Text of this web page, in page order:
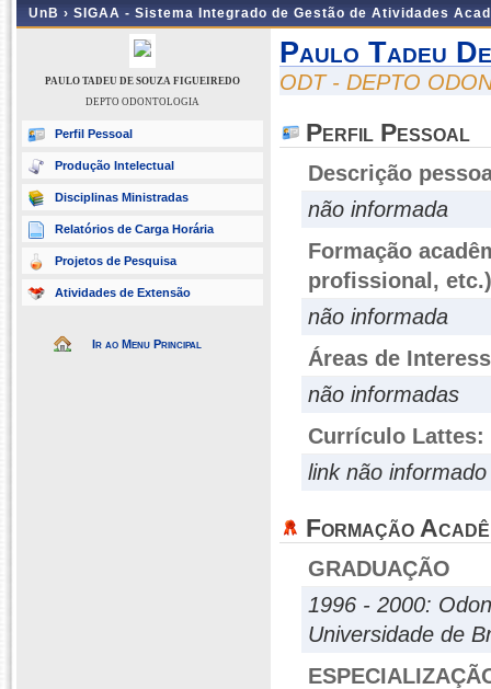
UnB › SIGAA - Sistema Integrado de Gestão de Atividades
PAULO TADEU DE SOUZA FIGUEIREDO
DEPTO ODONTOLOGIA
Perfil Pessoal
Produção Intelectual
Disciplinas Ministradas
Relatórios de Carga Horária
Projetos de Pesquisa
Atividades de Extensão
Ir ao Menu Principal
Paulo Tadeu
ODT - DEPTO
Perfil Pessoal
Descrição
não informada
Formação
profissional, etc.)
não informada
Áreas de
não informadas
Currículo Lattes:
link não informado
Formação
GRADUAÇÃO
1996 - 2000:
Universidade de